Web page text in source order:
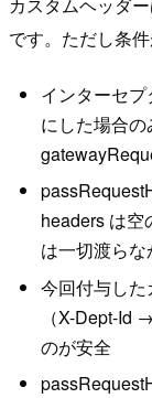
です。ただし条件
インターセ
にした場合
headers は空
は一切渡らな
今回付与し
（X-Dept-Id
のが安全